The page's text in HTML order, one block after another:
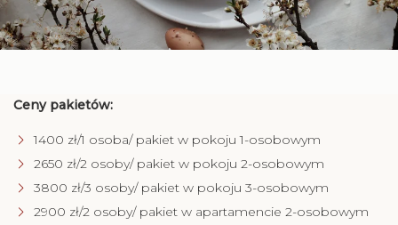
Ceny pakietów:
1400 zł/1 osoba/ pakiet w pokoju 1-osobowym
2650 zł/2 osoby/ pakiet w pokoju 2-osobowym
3800 zł/3 osoby/ pakiet w pokoju 3-osobowym
2900 zł/2 osoby/ pakiet w apartamencie 2-osobowym